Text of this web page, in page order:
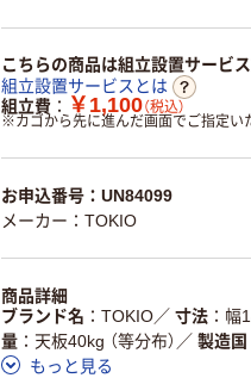
こちらの商品は組立設置サービ
組立設置サービスとは
組立費
￥1,100（税込）
※カゴから先に進んだ画面でご指定い
お申込番号：UN84099
メーカー：TOKIO
商品詳細
ブランド名
TOKIO／ 寸法 幅
量
天板40kg （等分布） ／ 製造国
もっと見る